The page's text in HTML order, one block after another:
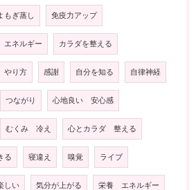
もぎ蒸し 免疫力アップ
エネルギー カラダを整える
やり方 感謝 自分を知る 自律神経
つながり 心地良い 安心感
むくみ 冷え 心とカラダ 整える
る 寝違え 嗅覚 ライブ
しい 気分が上がる 栄養 エネルギー